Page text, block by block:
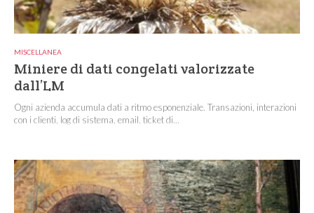
MISCELLANEA
Miniere di dati congelati valorizzate
dall’LM
Ogni azienda accumula dati a ritmo esponenziale. Transazioni, interazioni
con i clienti, log di sistema, email, ticket di...